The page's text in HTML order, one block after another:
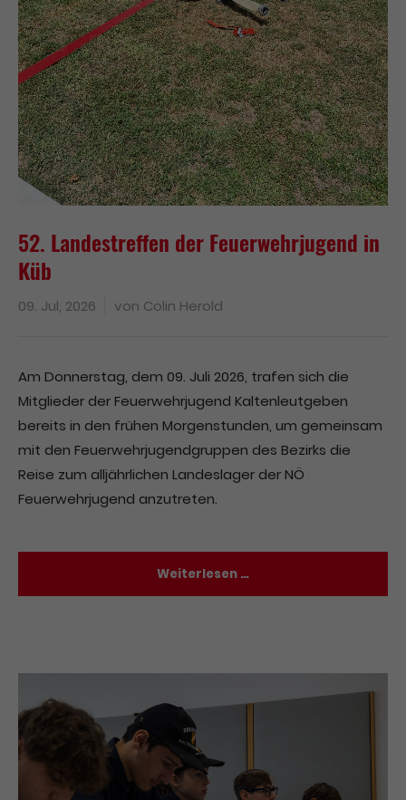
Have any questions?
+44 1234 567 890
Drop us a line
info@yourdomain.com
About us
Lorem ipsum dolor sit amet, consectetuer
adipiscing elit.
Aenean commodo ligula eget dolor. Aenean
massa. Cum sociis natoque penatibus et magnis
dis parturient montes, nascetur ridiculus mus.
Donec quam felis, ultricies nec.
52. Landestreffen der Feuerwehrjugend in
Küb
09. Jul, 2026 von Colin Herold
Am Donnerstag, dem 09. Juli 2026, trafen sich die
Mitglieder der Feuerwehrjugend Kaltenleutgeben
bereits in den frühen Morgenstunden, um gemeinsam
mit den Feuerwehrjugendgruppen des Bezirks die
Reise zum alljährlichen Landeslager der NÖ
Feuerwehrjugend anzutreten.
Weiterlesen …